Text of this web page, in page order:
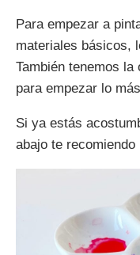
Para empezar a
materiales básicos,
También tenemos
para empezar lo
Si ya estás
abajo te